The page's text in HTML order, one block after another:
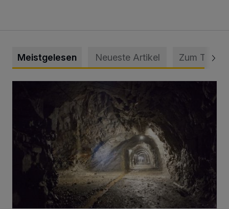
Meistgelesen Neueste Artikel Zum Thema